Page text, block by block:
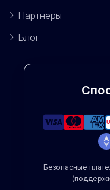
Партнеры
Блог
Безопасные